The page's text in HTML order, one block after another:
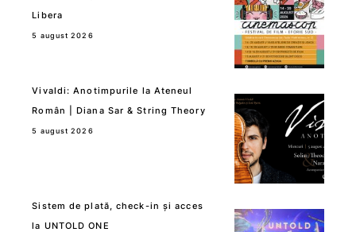
Libera
5 august 2026
Vivaldi: Anotimpurile la Ateneul
Român | Diana Sar & String Theory
5 august 2026
Sistem de plată, check-in și acces
la UNTOLD ONE